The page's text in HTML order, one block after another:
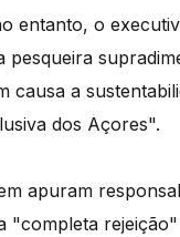
entanto, o
causa a
dos Açores".
apuram
"completa